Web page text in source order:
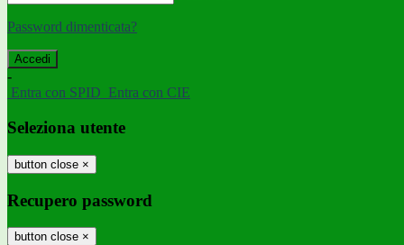
Password dimenticata?
-
Entra con SPID Entra con CIE
Seleziona utente
button close ×
Recupero password
button close ×